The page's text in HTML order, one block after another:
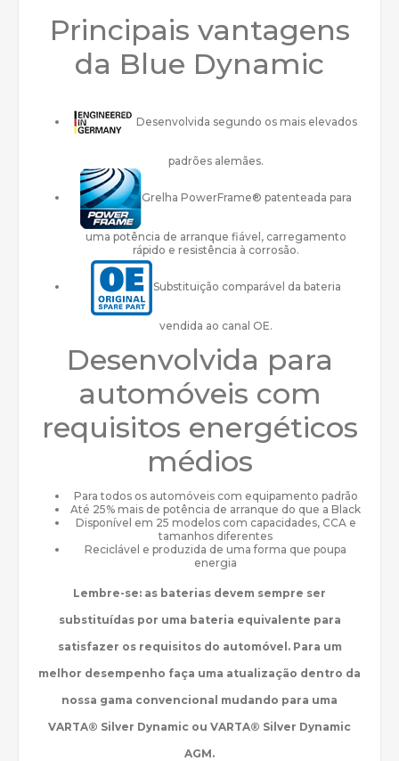
Principais vantagens
da Blue Dynamic
Desenvolvida segundo os mais elevados
padrões alemães.
Grelha PowerFrame® patenteada para
uma potência de arranque fiável, carregamento
rápido e resistência à corrosão.
Substituição comparável da bateria
vendida ao canal OE.
Desenvolvida para
automóveis com
requisitos energéticos
médios
Para todos os automóveis com equipamento padrão
Até 25% mais de potência de arranque do que a Black
Disponível em 25 modelos com capacidades, CCA e
tamanhos diferentes
Reciclável e produzida de uma forma que poupa
energia
Lembre-se: as baterias devem sempre ser
substituídas por uma bateria equivalente para
satisfazer os requisitos do automóvel. Para um
melhor desempenho faça uma atualização dentro da
nossa gama convencional mudando para uma
VARTA® Silver Dynamic ou VARTA® Silver Dynamic
AGM.